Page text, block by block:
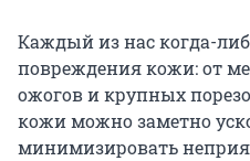
Каждый из нас когда-
повреждения кожи: от
ожогов и крупных
кожи можно заметно
минимизировать